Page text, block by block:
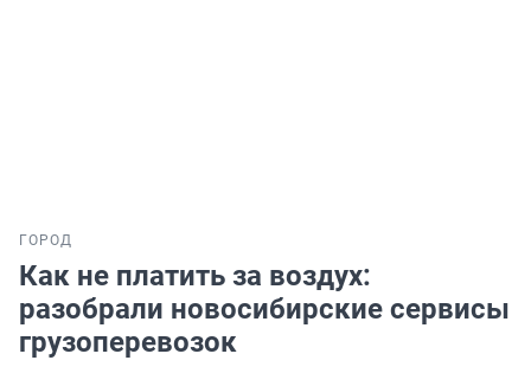
ГОРОД
Как не платить за воздух:
разобрали новосибирские сервисы
грузоперевозок